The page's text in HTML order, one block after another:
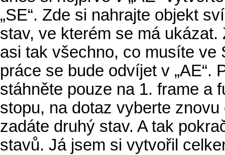
„SE“. Zde si nahrajte objekt
stav, ve kterém se má
asi tak všechno, co musíte ve
práce se bude odvíjet v „AE“.
stáhněte pouze na 1. frame a
stopu, na dotaz vyberte
zadáte druhý stav. A tak
stavů. Já jsem si vytvořil